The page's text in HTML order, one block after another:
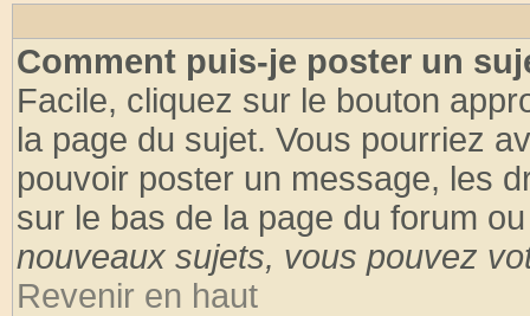
Comment puis-je poster un
Facile, cliquez sur le bouton
la page du sujet. Vous pourriez
pouvoir poster un message, les
sur le bas de la page du forum
nouveaux sujets, vous pouvez
Revenir en haut